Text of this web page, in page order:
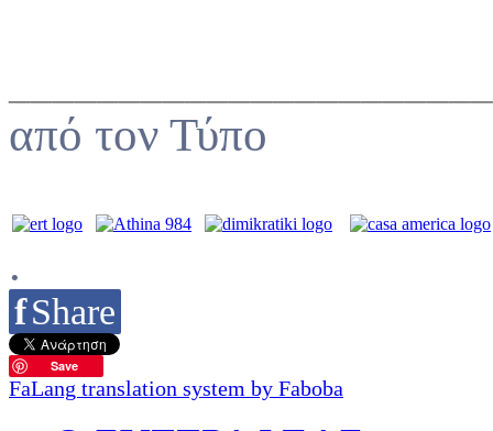
από τον Τύπο
.
fShare
Save
FaLang translation system by Faboba